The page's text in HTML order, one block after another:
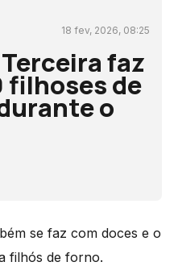
18 fev, 2026, 08:25
faz
filhoses de
o
se faz com doces e o
filhós de forno.